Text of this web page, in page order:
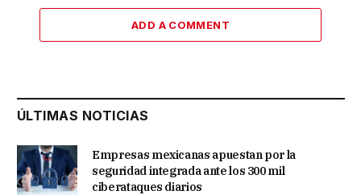
ADD A COMMENT
ÚLTIMAS NOTICIAS
Empresas mexicanas apuestan por la
seguridad integrada ante los 300 mil
ciberataques diarios